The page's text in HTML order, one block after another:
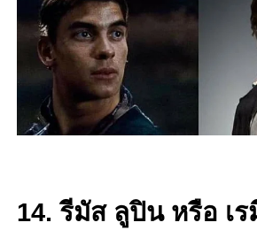
14. รีมัส ลูปิน หรือ เ